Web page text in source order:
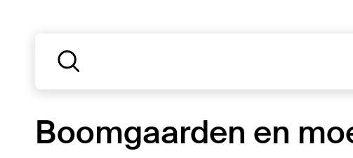
Boomgaarden en